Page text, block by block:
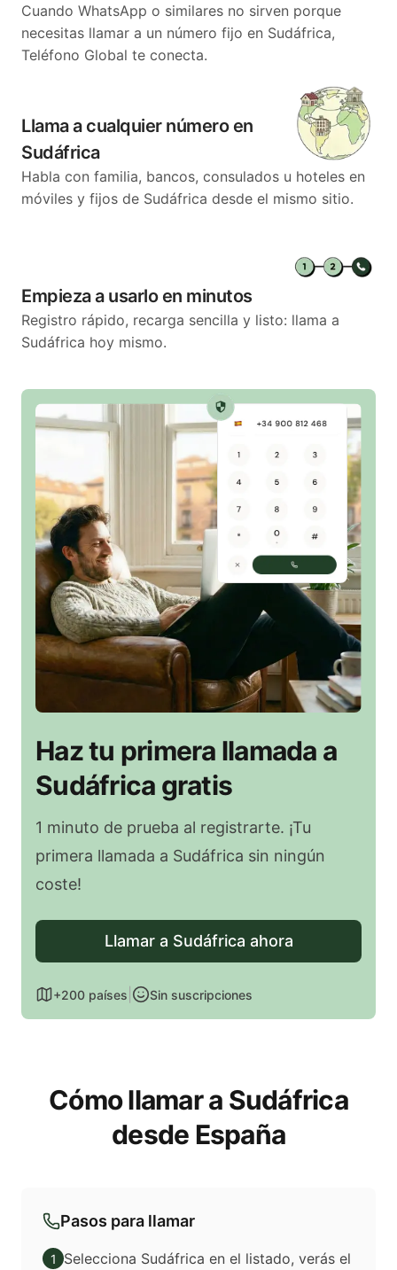
Cuando WhatsApp o similares no sirven porque
necesitas llamar a un número fijo en Sudáfrica,
Teléfono Global te conecta.
Llama a cualquier número en
Sudáfrica
Habla con familia, bancos, consulados u hoteles en
móviles y fijos de Sudáfrica desde el mismo sitio.
Empieza a usarlo en minutos
Registro rápido, recarga sencilla y listo: llama a
Sudáfrica hoy mismo.
Haz tu primera llamada a
Sudáfrica gratis
1 minuto de prueba al registrarte. ¡Tu
primera llamada a Sudáfrica sin ningún
coste!
Llamar a Sudáfrica ahora
+200 países Sin suscripciones
Cómo llamar a Sudáfrica
desde España
Pasos para llamar
1
Selecciona Sudáfrica en el listado, verás el